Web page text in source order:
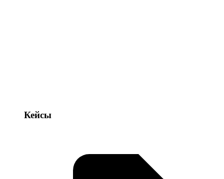
Кейсы
Кейсы